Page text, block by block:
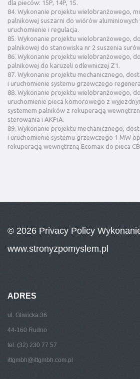
dla pieców: 15P, 14P, 1S.
84. Wykonanie projektu wielobranżowego,
palnikowej suszarni do wiórów aluminiowych
uruchomienie i regulacja.
85. Wykonanie projektu wielobranżowego,
palnikowej do stanowiska nr 2 suszenia
86. Wykonanie projektu wielobranżowego,
palnikowej do karuzeli odlewniczej Z1.
87. Wykonanie projektu mechanicznego,
i uruchomienie systemu grzewczego
88. Wykonanie projektu wielobranżowego,
uruchomienie pieca komorowego z
systemem palników z rekuperacją
sterowania i AKPiA.
89. Wykonanie projektu mechanicznego,
i uruchomienie systemu grzewczego 1 MW
rekuperacją wewnętrzną Ecomax do pieca
© 2026 Privacy Policy
www.stronyzpomyslem.pl
ADRES
ul. Gliwicka 36
44-160 Rudno
tel. (32) 230 77 57
ittgmbh@ittgmbh.com.pl